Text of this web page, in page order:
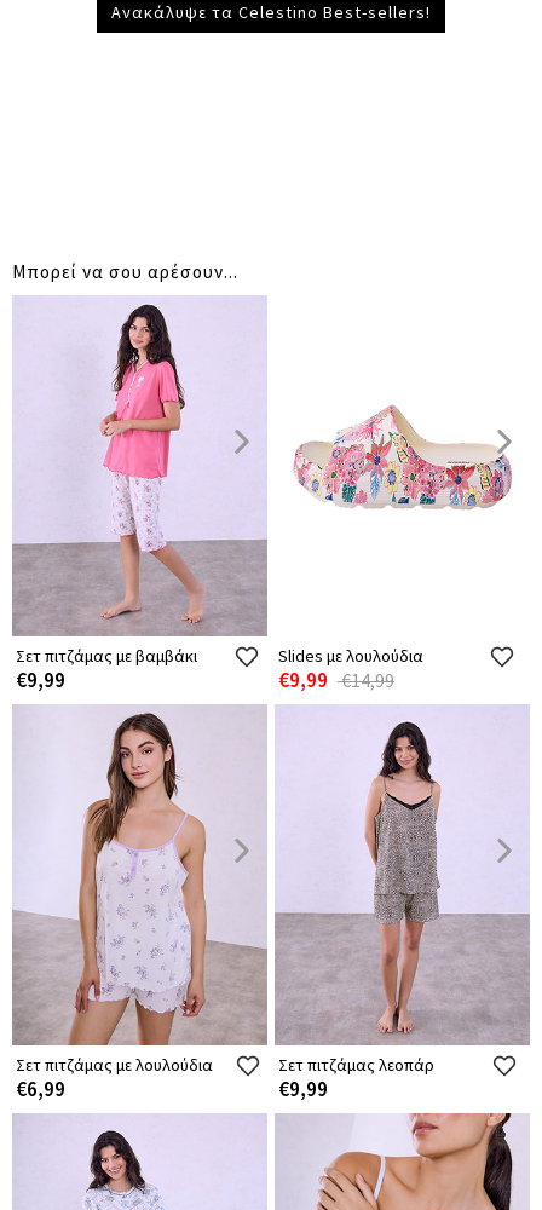
Ανακάλυψε τα Celestino Best-sellers!
Μπορεί να σου αρέσουν...
Σετ πιτζάμας με βαμβάκι
€9,99
Slides με λουλούδια
€9,99 €14,99
Σετ πιτζάμας με λουλούδια
€6,99
Σετ πιτζάμας λεοπάρ
€9,99